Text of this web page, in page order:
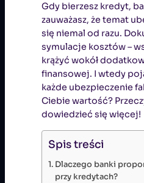
Gdy bierzesz kredyt,
zauważasz, że temat
się niemal od razu.
symulacje kosztów –
krążyć wokół
finansowej. I wtedy
każde ubezpieczenie
Ciebie wartość?
dowiedzieć się więcej!
Spis treści
Dlaczego banki
przy kredytach?